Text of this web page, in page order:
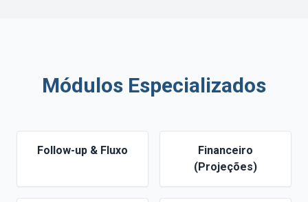
Módulos Especializados
Follow-up & Fluxo
Financeiro
(Projeções)